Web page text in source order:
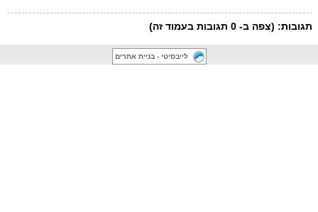
לייבסיטי - בניית אתרים